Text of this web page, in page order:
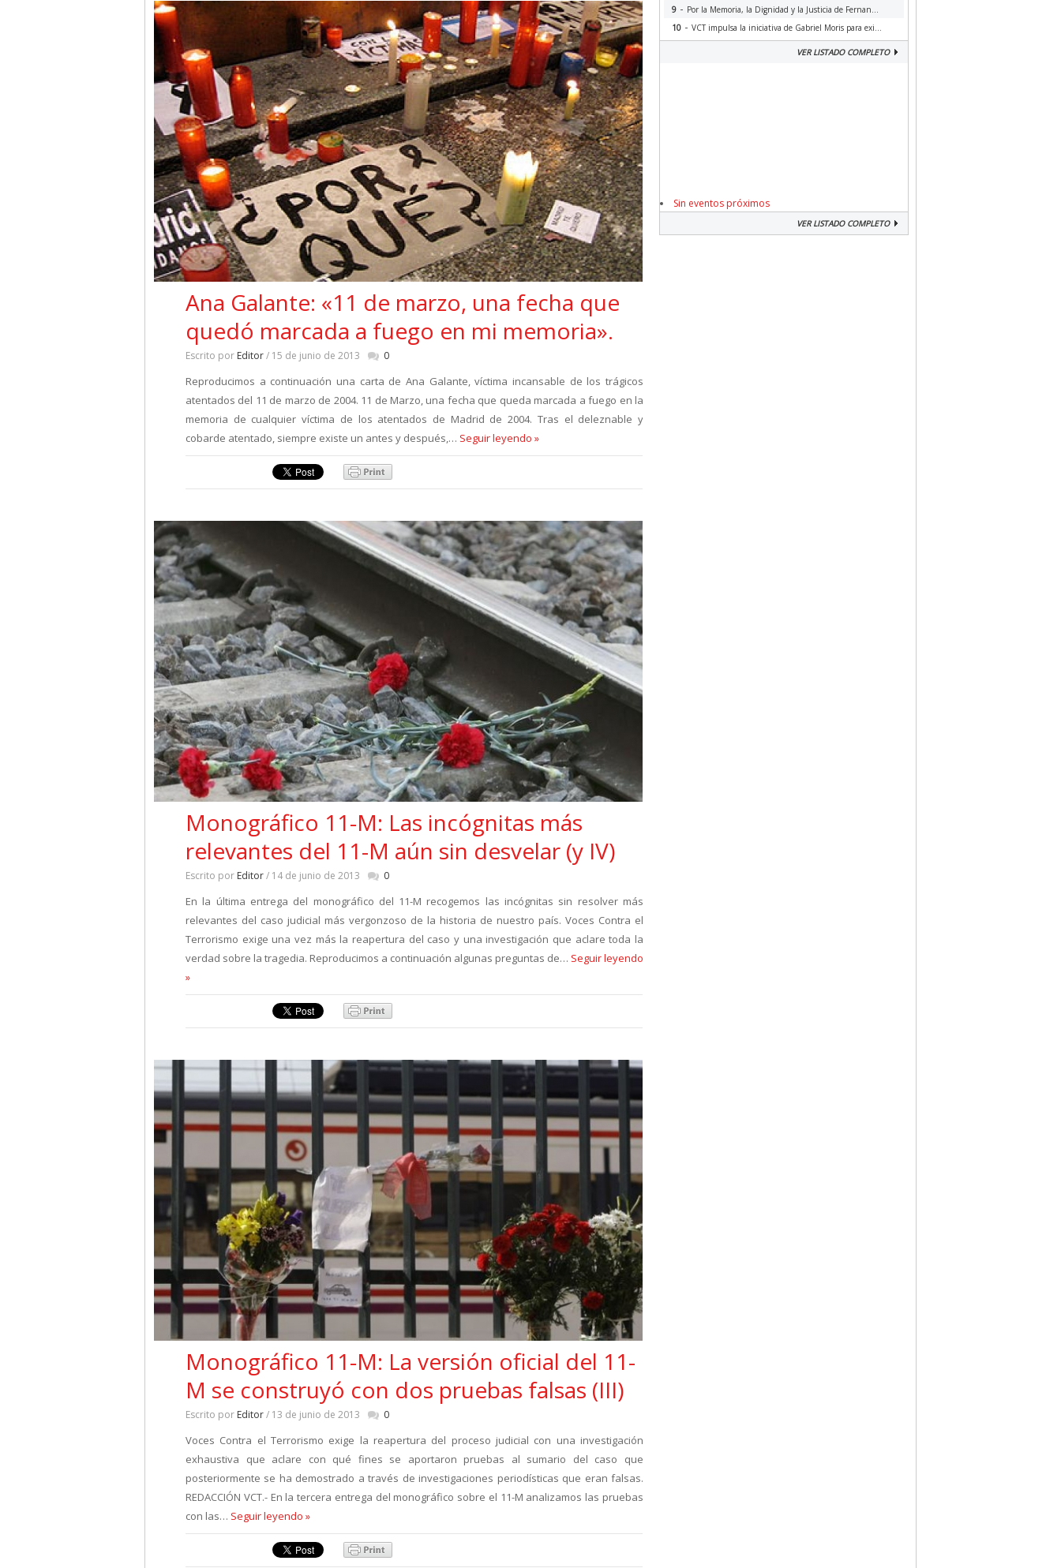
Ana Galante: «11 de marzo, una fecha que
quedó marcada a fuego en mi memoria».
Escrito por Editor/ 15 de junio de 2013 0
Reproducimos a continuación una carta de Ana Galante, víctima incansable de los trágicos
atentados del 11 de marzo de 2004. 11 de Marzo, una fecha que queda marcada a fuego en la
memoria de cualquier víctima de los atentados de Madrid de 2004. Tras el deleznable y
cobarde atentado, siempre existe un antes y después,… Seguir leyendo »
Monográfico 11-M: Las incógnitas más
relevantes del 11-M aún sin desvelar (y IV)
Escrito por Editor/ 14 de junio de 2013 0
En la última entrega del monográfico del 11-M recogemos las incógnitas sin resolver más
relevantes del caso judicial más vergonzoso de la historia de nuestro país. Voces Contra el
Terrorismo exige una vez más la reapertura del caso y una investigación que aclare toda la
verdad sobre la tragedia. Reproducimos a continuación algunas preguntas de… Seguir leyendo
»
Monográfico 11-M: La versión oficial del 11-
M se construyó con dos pruebas falsas (III)
Escrito por Editor/ 13 de junio de 2013 0
Voces Contra el Terrorismo exige la reapertura del proceso judicial con una investigación
exhaustiva que aclare con qué fines se aportaron pruebas al sumario del caso que
posteriormente se ha demostrado a través de investigaciones periodísticas que eran falsas.
REDACCIÓN VCT.- En la tercera entrega del monográfico sobre el 11-M analizamos las pruebas
con las… Seguir leyendo »
9 - Por la Memoria, la Dignidad y la Justicia de Fernan...
10 - VCT impulsa la iniciativa de Gabriel Moris para exi...
VER LISTADO COMPLETO
Sin eventos próximos
VER LISTADO COMPLETO